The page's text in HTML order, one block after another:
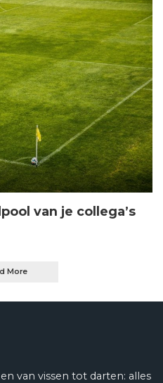
van je collega’s
More
van vissen tot darten: alles